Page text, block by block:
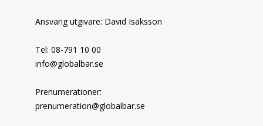
Ansvarig utgivare: David Isaksson
Tel: 08-791 10 00
info@globalbar.se
Prenumerationer:
prenumeration@globalbar.se